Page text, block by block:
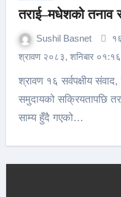
तराई–मधेशको तनाव
Sushil Basnet
श्रावण २०८३, शनिबार
श्रावण १६ सर्वपक्षीय संवाद, सुरक्षा उपस्थितिको वृद्धि र स्थानीय
समुदायको सक्रियतापछि
साम्य हुँदै गएको…